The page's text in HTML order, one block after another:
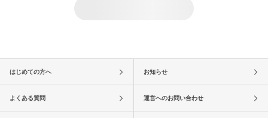
はじめての方へ お知らせ
よくある質問 運営へのお問い合わせ